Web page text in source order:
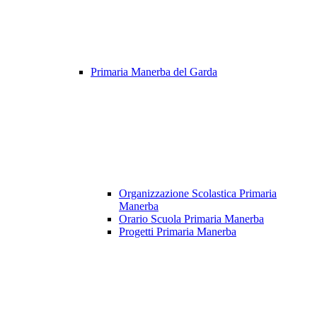
Primaria Manerba del Garda
Organizzazione Scolastica Primaria
Manerba
Orario Scuola Primaria Manerba
Progetti Primaria Manerba